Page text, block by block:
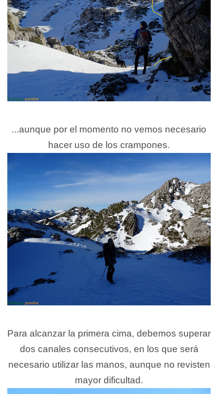
...aunque por el momento no vemos necesario
hacer uso de los crampones.
Para alcanzar la primera cima, debemos superar
dos canales consecutivos, en los que será
necesario utilizar las manos, aunque no revisten
mayor dificultad.